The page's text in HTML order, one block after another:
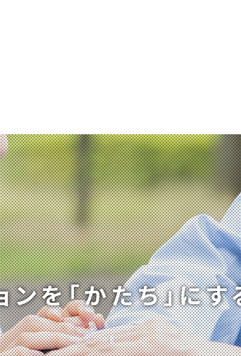
ンを「かたち」に